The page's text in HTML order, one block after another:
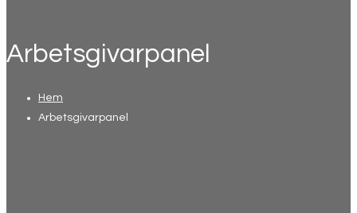
Arbetsgivarpanel
Hem
Arbetsgivarpanel